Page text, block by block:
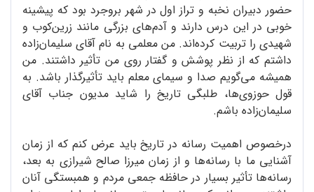
حضور دبیران نخبه و تراز اول در شهر بروجرد بود که پیشینه
خوبی در این درس دارند و آدم‌های بزرگی مانند زرین‌کوب و
شهیدی را تربیت کرده‌اند. من معلمی به نام آقای سلیمان‌زاده
داشتم که از نظر پوشش و گفتار روی من تأثیر داشتند. من
همیشه می‌گویم صدا و سیمای معلم باید تأثیرگذار باشد. به
قول حوزوی‌ها، طلبگی تاریخ را شاید مدیون جناب آقای
سلیمان‌زاده باشم.
در‌خصوص اهمیت رسانه در تاریخ باید عرض کنم که از زمان
آشنایی ما با رسانه‌ها و از زمان میرزا صالح شیرازی به بعد،
رسانه‌ها تأثیر بسیار در حافظه جمعی مردم و همبستگی آنان